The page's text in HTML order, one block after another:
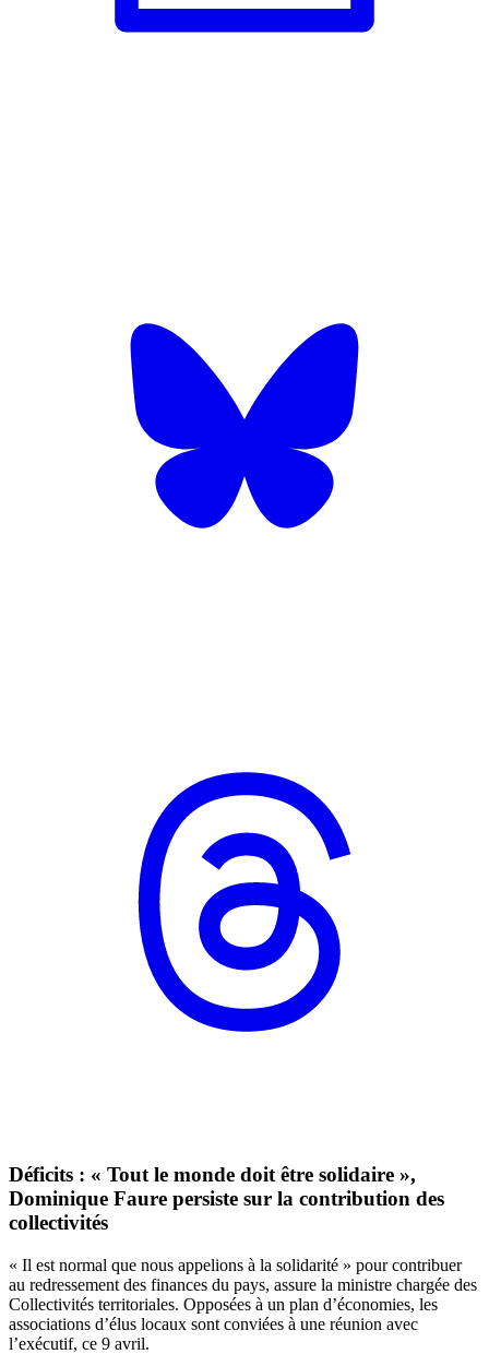
Déficits : « Tout le monde doit être solidaire »,
Dominique Faure persiste sur la contribution des
collectivités
« Il est normal que nous appelions à la solidarité » pour contribuer
au redressement des finances du pays, assure la ministre chargée des
Collectivités territoriales. Opposées à un plan d’économies, les
associations d’élus locaux sont conviées à une réunion avec
l’exécutif, ce 9 avril.